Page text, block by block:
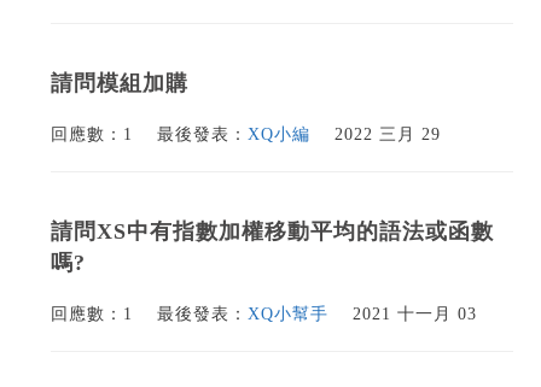
請問模組加購
回應數：1 最後發表： XQ小編 2022 三月 29
請問XS中有指數加權移動平均的語法或函數
嗎?
回應數：1 最後發表： XQ小幫手 2021 十一月 03